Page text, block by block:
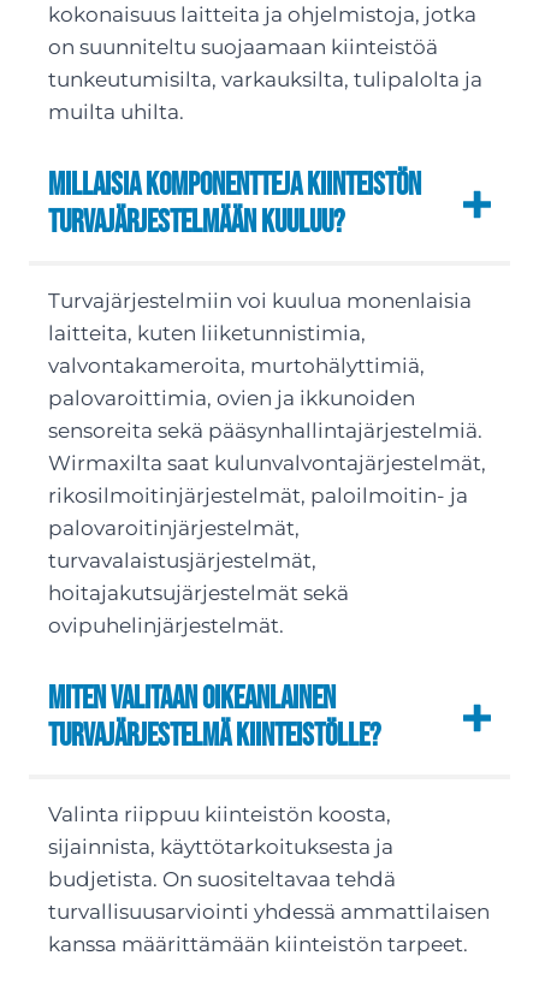
kokonaisuus laitteita ja ohjelmistoja, jotka
on suunniteltu suojaamaan kiinteistöä
tunkeutumisilta, varkauksilta, tulipalolta ja
muilta uhilta.
Millaisia komponentteja kiinteistön
turvajärjestelmään kuuluu?
Turvajärjestelmiin voi kuulua monenlaisia
laitteita, kuten liiketunnistimia,
valvontakameroita, murtohälyttimiä,
palovaroittimia, ovien ja ikkunoiden
sensoreita sekä pääsynhallintajärjestelmiä.
Wirmaxilta saat kulunvalvontajärjestelmät,
rikosilmoitinjärjestelmät, paloilmoitin- ja
palovaroitinjärjestelmät,
turvavalaistusjärjestelmät,
hoitajakutsujärjestelmät sekä
ovipuhelinjärjestelmät.
Miten valitaan oikeanlainen
turvajärjestelmä kiinteistölle?
Valinta riippuu kiinteistön koosta,
sijainnista, käyttötarkoituksesta ja
budjetista. On suositeltavaa tehdä
turvallisuusarviointi yhdessä ammattilaisen
kanssa määrittämään kiinteistön tarpeet.